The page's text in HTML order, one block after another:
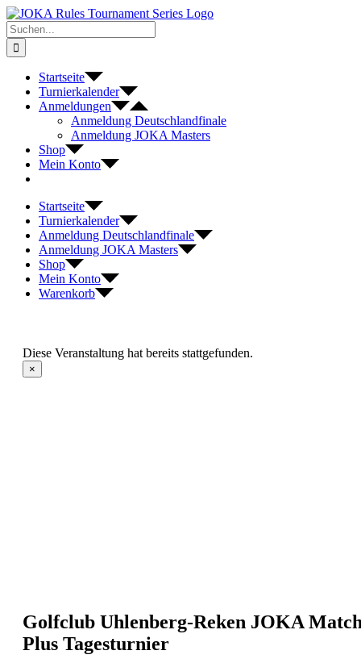
Zum
Inhalt
springen
Suche
nach:
Startseite
Turnierkalender
Anmeldungen
Anmeldung Deutschlandfinale
Anmeldung JOKA Masters
Shop
Mein Konto
Startseite
Turnierkalender
Anmeldung Deutschlandfinale
Anmeldung JOKA Masters
Shop
Mein Konto
Warenkorb
Diese Veranstaltung hat bereits stattgefunden.
×
Golfclub Uhlenberg-Reken JOKA
Plus Tagesturnier